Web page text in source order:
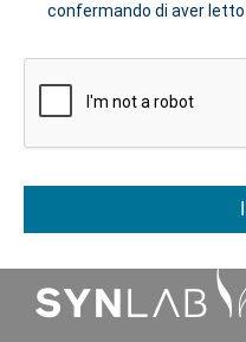
confermando di aver letto